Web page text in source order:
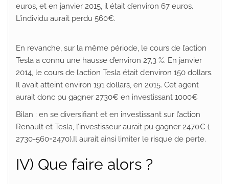
euros, et en janvier 2015, il était d’environ 67 euros.
L’individu aurait perdu 560€.
En revanche, sur la même période, le cours de l’action
Tesla a connu une hausse d’environ 27,3 %. En janvier
2014, le cours de l’action Tesla était d’environ 150 dollars.
Il avait atteint environ 191 dollars, en 2015. Cet agent
aurait donc pu gagner 2730€ en investissant 1000€
Bilan : en se diversifiant et en investissant sur l’action
Renault et Tesla, l’investisseur aurait pu gagner 2470€ (
2730-560=2470).Il aurait ainsi limiter le risque de perte.
IV) Que faire alors ?